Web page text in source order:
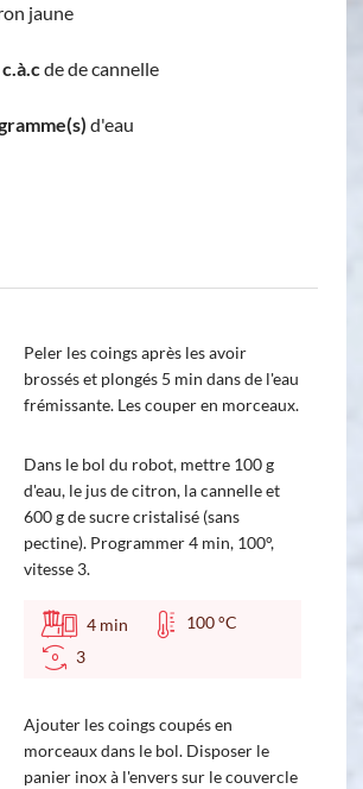
jaune
de de cannelle
d'eau
Peler les coings après les avoir
brossés et plongés 5 min dans de l'eau
frémissante. Les couper en morceaux.
Dans le bol du robot, mettre 100 g
d'eau, le jus de citron, la cannelle et
600 g de sucre cristalisé (sans
pectine). Programmer 4 min, 100°,
vitesse 3.
4 min
100 °C
3
Ajouter les coings coupés en
morceaux dans le bol. Disposer le
panier inox à l'envers sur le couvercle